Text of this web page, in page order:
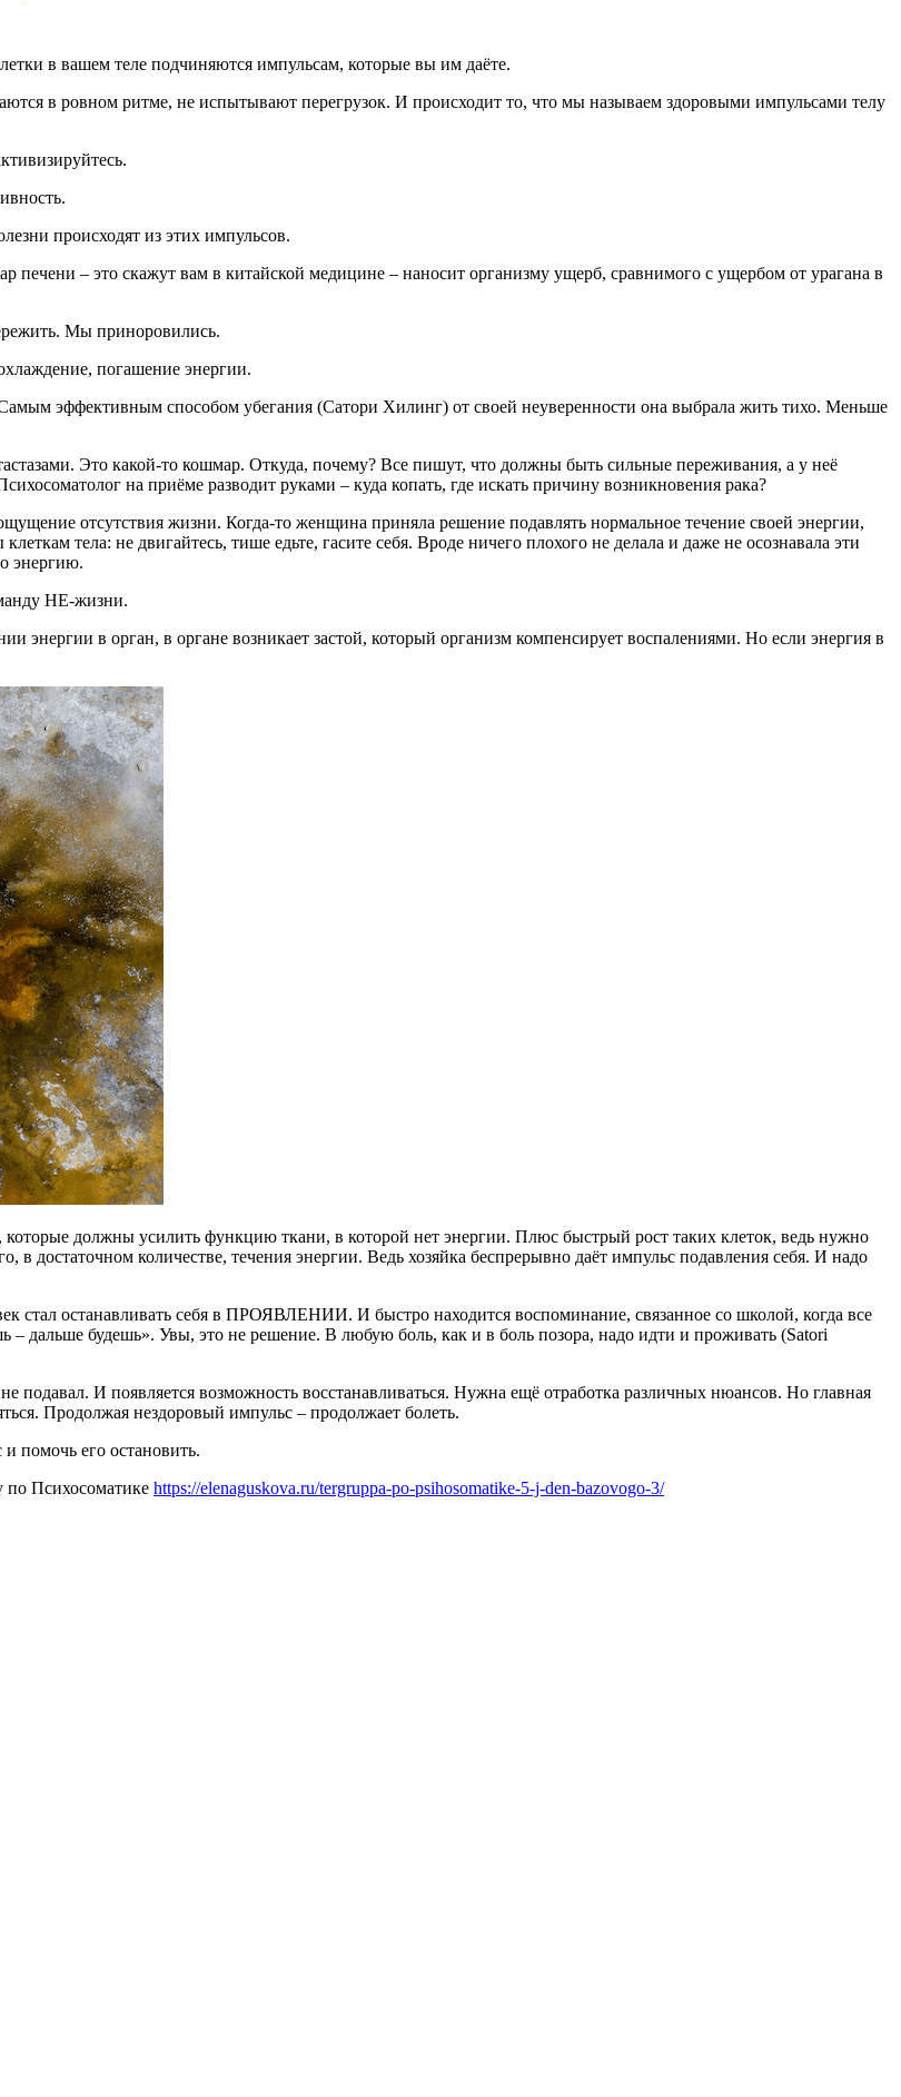
в вашем теле подчиняются импульсам, которые вы им даёте.
в ровном ритме, не испытывают перегрузок. И происходит то, что мы называем здоровыми импульсами телу
происходят из этих импульсов.
печени – это скажут вам в китайской медицине – наносит организму ущерб, сравнимого с ущербом от урагана в
Мы приноровились.
погашение энергии.
Самым эффективным способом убегания (Сатори Хилинг) от своей неуверенности она выбрала жить тихо. Меньше
Это какой-то кошмар. Откуда, почему? Все пишут, что должны быть сильные переживания, а у неё
на приёме разводит руками – куда копать, где искать причину возникновения рака?
отсутствия жизни. Когда-то женщина приняла решение подавлять нормальное течение своей энергии,
тела: не двигайтесь, тише едьте, гасите себя. Вроде ничего плохого не делала и даже не осознавала эти
энергию.
НЕ-жизни.
энергии в орган, в органе возникает застой, который организм компенсирует воспалениями. Но если энергия в
должны усилить функцию ткани, в которой нет энергии. Плюс быстрый рост таких клеток, ведь нужно
в достаточном количестве, течения энергии. Ведь хозяйка беспрерывно даёт импульс подавления себя. И надо
стал останавливать себя в ПРОЯВЛЕНИИ. И быстро находится воспоминание, связанное со школой, когда все
дальше будешь». Увы, это не решение. В любую боль, как и в боль позора, надо идти и проживать (Satori
подавал. И появляется возможность восстанавливаться. Нужна ещё отработка различных нюансов. Но главная
Продолжая нездоровый импульс – продолжает болеть.
помочь его остановить.
Психосоматике https://elenaguskova.ru/tergruppa-po-psihosomatike-5-j-den-bazovogo-3/